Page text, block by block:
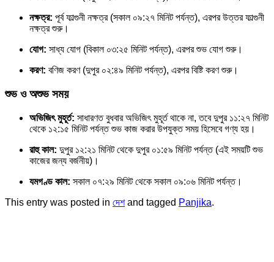
নক্ষত্র: পূর্ব ফাল্গুনী নক্ষত্র (সকাল ০৯:২৭ মিনিট পর্যন্ত), এরপর উত্তর ফাল্গুনী
নক্ষত্র শুরু।
যোগ: সাধ্য যোগ (বিকাল ০৩:২৫ মিনিট পর্যন্ত), এরপর শুভ যোগ শুরু।
করণ: বণিজ করণ (দুপুর ০২:৪৯ মিনিট পর্যন্ত), এরপর বিষ্টি করণ শুরু।
শুভ ও অশুভ সময়
অভিজিৎ মুহূর্ত: সাধারণত বুধবার অভিজিৎ মুহূর্ত থাকে না, তবে দুপুর ১১:২৭ মিনিট
থেকে ১২:১৫ মিনিট পর্যন্ত শুভ কাজ করার উপযুক্ত সময় হিসেবে গণ্য হয়।
রাহু কাল: দুপুর ১২:২১ মিনিট থেকে দুপুর ০১:৫৯ মিনিট পর্যন্ত (এই সময়টি শুভ
কাজের জন্য বর্জনীয়)।
যমগণ্ড কাল: সকাল ০৭:২৯ মিনিট থেকে সকাল ০৯:০৬ মিনিট পর্যন্ত।
This entry was posted in দেশand tagged Panjika.